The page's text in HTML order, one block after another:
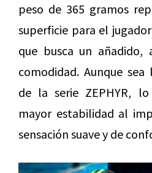
peso de 365 gramos
superficie para el
que busca un añadido,
comodidad. Aunque
de la serie ZEPHYR,
mayor estabilidad al
sensación suave y de